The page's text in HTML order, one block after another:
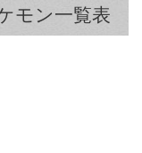
モン一覧表